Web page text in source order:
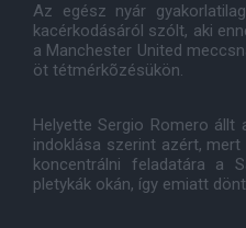
Az egész nyár
kacérkodásáról szólt, aki
a Manchester United
öt tétmérkõzésükön.
Helyette Sergio Romero állt
indoklása szerint azért,
koncentrálni feladatára a
pletykák okán, így emiatt